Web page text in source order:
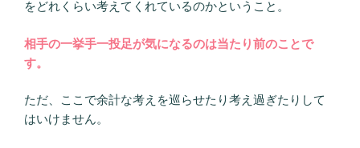
をどれくらい考えてくれているのかということ。
相手の一挙手一投足が気になるのは当たり前のことで
す。
ただ、ここで余計な考えを巡らせたり考え過ぎたりして
はいけません。